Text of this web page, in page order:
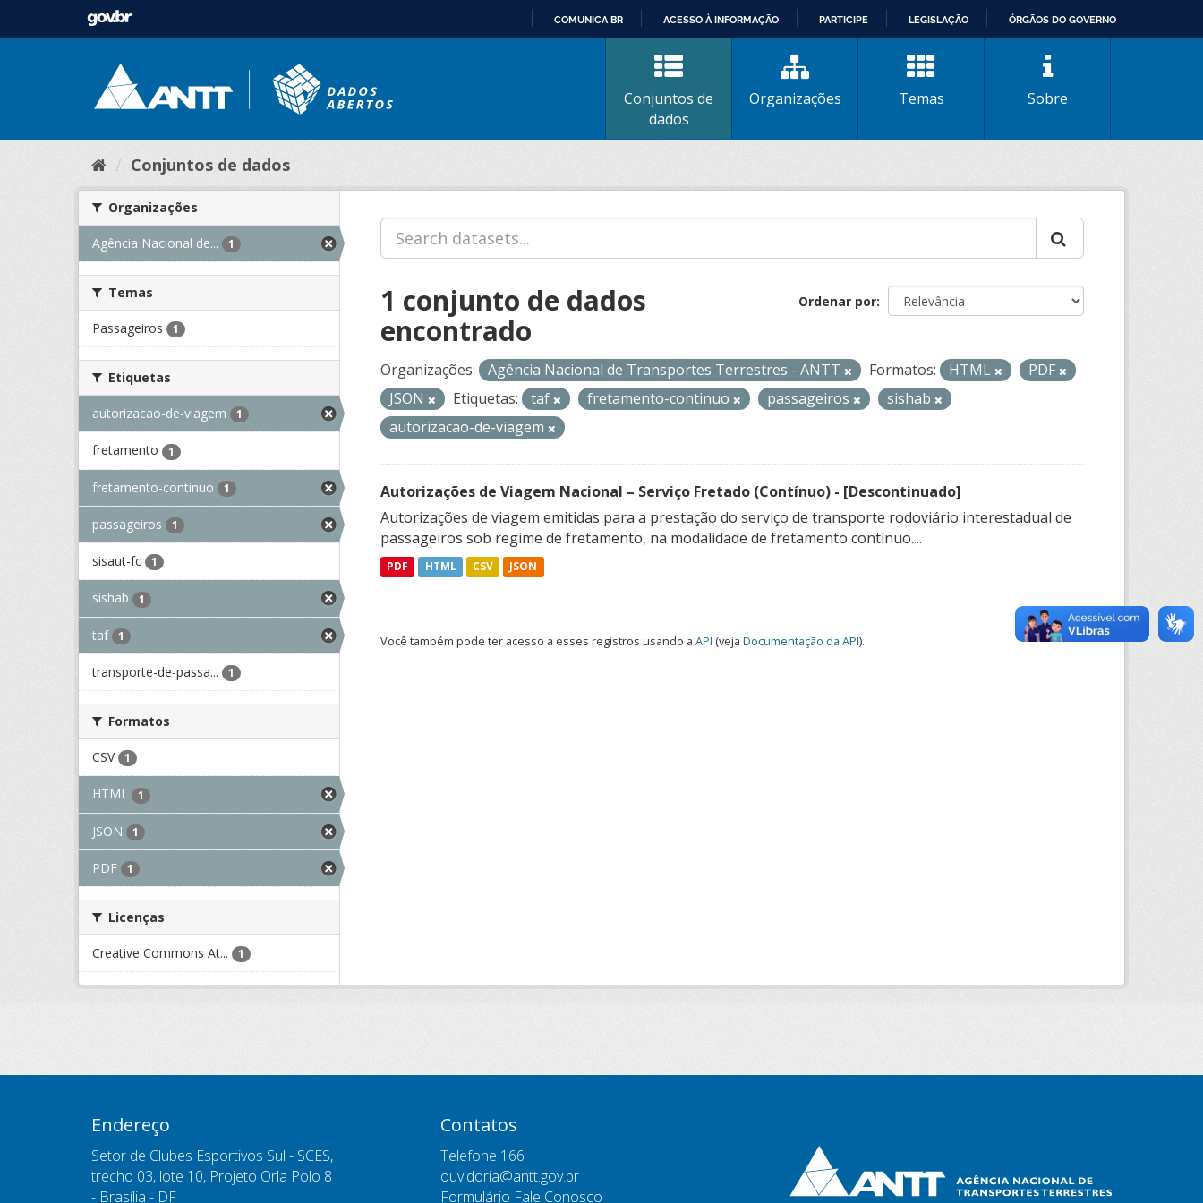
CONTEÚDO
COMUNICA BR ACESSO À INFORMAÇÃO PARTICIPE LEGISLAÇÃO ÓRGÃOS DO GOVERNO
Conjuntos de
dados
Organizações Temas Sobre
Conjuntos de dados
Organizações
Agência Nacional de... 1
Temas
Passageiros 1
Etiquetas
autorizacao-de-viagem 1
fretamento 1
fretamento-continuo 1
passageiros 1
sisaut-fc 1
sishab 1
taf 1
transporte-de-passa... 1
Formatos
CSV 1
HTML 1
JSON 1
PDF 1
Licenças
Creative Commons At... 1
Ordenar por
1 conjunto de dados
encontrado
Organizações: Agência Nacional de Transportes Terrestres - ANTT Formatos: HTML
PDF
JSON
Etiquetas: taf fretamento-continuo passageiros
sishab
autorizacao-de-viagem
Autorizações de Viagem Nacional – Serviço Fretado (Contínuo) - [Descontinuado]
Autorizações de viagem emitidas para a prestação do serviço de transporte rodoviário interestadual de
passageiros sob regime de fretamento, na modalidade de fretamento contínuo....
PDF HTML CSV JSON
Você também pode ter acesso a esses registros usando a API (veja Documentação da API).
Endereço
Setor de Clubes Esportivos Sul - SCES,
trecho 03, lote 10, Projeto Orla Polo 8
- Brasília - DF
Contatos
Telefone 166
ouvidoria@antt.gov.br
Formulário Fale Conosco